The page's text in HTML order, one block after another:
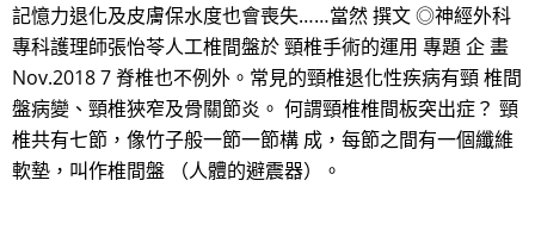
記憶力退化及皮膚保水度也會喪失……當然 撰文 ◎神經外科
專科護理師張怡苓人工椎間盤於 頸椎手術的運用 專題 企 畫
Nov.2018 7 脊椎也不例外。常見的頸椎退化性疾病有頸 椎間
盤病變、頸椎狹窄及骨關節炎。 何謂頸椎椎間板突出症？ 頸
椎共有七節，像竹子般一節一節構 成，每節之間有一個纖維
軟墊，叫作椎間盤 （人體的避震器）。